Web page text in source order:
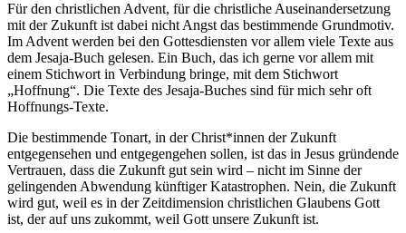
Für den christlichen Advent, für die christliche Auseinandersetzung
mit der Zukunft ist dabei nicht Angst das bestimmende Grundmotiv.
Im Advent werden bei den Gottesdiensten vor allem viele Texte aus
dem Jesaja-Buch gelesen. Ein Buch, das ich gerne vor allem mit
einem Stichwort in Verbindung bringe, mit dem Stichwort
„Hoffnung“. Die Texte des Jesaja-Buches sind für mich sehr oft
Hoffnungs-Texte.
Die bestimmende Tonart, in der Christ*innen der Zukunft
entgegensehen und entgegengehen sollen, ist das in Jesus gründende
Vertrauen, dass die Zukunft gut sein wird – nicht im Sinne der
gelingenden Abwendung künftiger Katastrophen. Nein, die Zukunft
wird gut, weil es in der Zeitdimension christlichen Glaubens Gott
ist, der auf uns zukommt, weil Gott unsere Zukunft ist.